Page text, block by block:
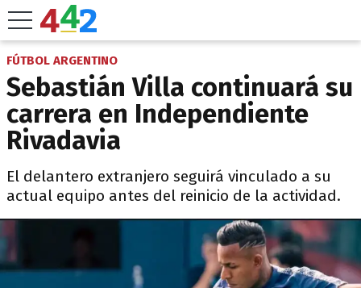
FÚTBOL ARGENTINO
Sebastián Villa continuará su
carrera en Independiente
Rivadavia
El delantero extranjero seguirá vinculado a su
actual equipo antes del reinicio de la actividad.